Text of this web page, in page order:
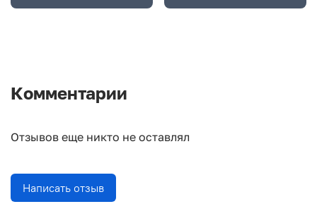
Комментарии
Отзывов еще никто не оставлял
Написать отзыв